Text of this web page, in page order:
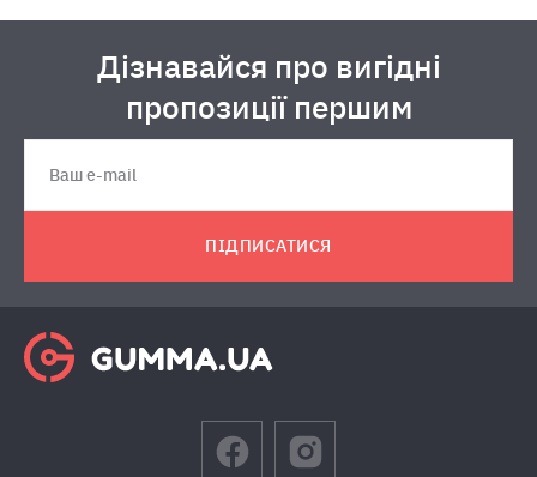
Дізнавайся про вигідні
пропозиції першим
ПІДПИСАТИСЯ